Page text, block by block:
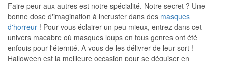
Faire peur aux autres est notre spécialité. Notre secret ? Une
bonne dose d'imagination à incruster dans des masques
d'horreur ! Pour vous éclairer un peu mieux, entrez dans cet
univers macabre où masques loups en tous genres ont été
enfouis pour l'éternité. A vous de les délivrer de leur sort !
Halloween est la meilleure occasion pour se déguiser en